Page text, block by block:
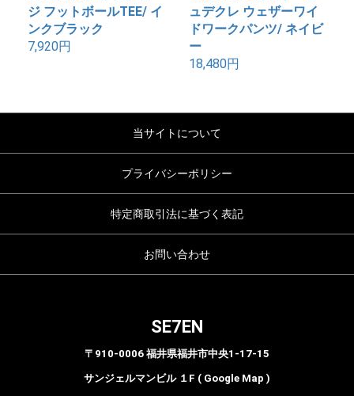
ジ フットボールTEE/ イ
ンクブラック
7,920円
ュデクレ ウェザーワイ
ドワークパンツ/ ネイビ
ー
18,480円
当サイトについて
プライバシーポリシー
特定商取引法に基づく表記
お問い合わせ
SE7EN
〒910-0006 福井県福井市中央1-17-15
サンジェルマンビル １F ( Google Map )